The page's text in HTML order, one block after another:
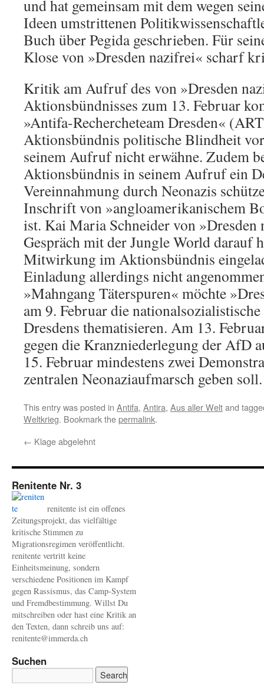
und hat gemeinsam mit dem wegen
Ideen umstrittenen
Buch über Pegida geschrieben. Für
Klose von »Dresden nazifrei« scharf
Kritik am Aufruf des von »Dresden
Aktionsbündnisses zum 13. Februar
»Antifa-Rechercheteam Dresden«
Aktionsbündnis politische Blindheit
seinem Aufruf nicht erwähne. Zudem
Aktionsbündnis in seinem Aufruf ein
Vereinnahmung durch Neonazis
Inschrift von »angloamerikanischem
ist. Kai Maria Schneider von
Gespräch mit der Jungle World darauf
Mitwirkung im Aktionsbündnis
Einladung allerdings nicht
»Mahngang Täterspuren« möchte
am 9. Februar die
Dresdens thematisieren. Am 13.
gegen die Kranzniederlegung der AfD
15. Februar mindestens zwei
zentralen Neonaziaufmarsch geben soll.
This entry was posted in Antifa, Antira, Aus aller Weltand
Weltkrieg. Bookmark thepermalink.
← Klage abgelehnt
Renitente Nr. 3
renitente ist ein offenes
Zeitungsprojekt, das vielfältige
kritische Stimmen zu
Migrationsregimen veröffentlicht.
renitente vertritt keine
Einheitsmeinung, sondern
verschiedene Positionen im Kampf
gegen Rassismus, das Camp-System
und Fremdbestimmung. Willst Du
mitschreiben oder hast eine Kritik an
den Texten, dann schreib uns auf:
renitente@immerda.ch
Suchen